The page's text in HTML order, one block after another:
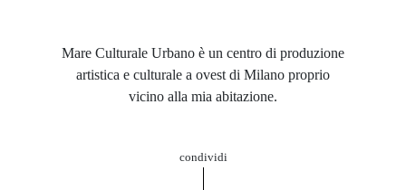
Mare Culturale Urbano è un centro di produzione
artistica e culturale a ovest di Milano proprio
vicino alla mia abitazione.
condividi